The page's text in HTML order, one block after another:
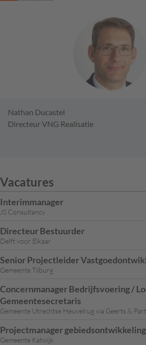
Nathan Ducastel
Directeur VNG Realisatie
Vacatures
Interimmanager
JS Consultancy
Directeur Bestuurder
Delft voor Elkaar
Senior Projectleider
Gemeente Tilburg
Concernmanager Bedrijfsvoering /
Gemeentesecretaris
Gemeente Utrechtse Heuvelrug via Geerts &
Projectmanager gebiedsontwikkeling
Gemeente Katwijk